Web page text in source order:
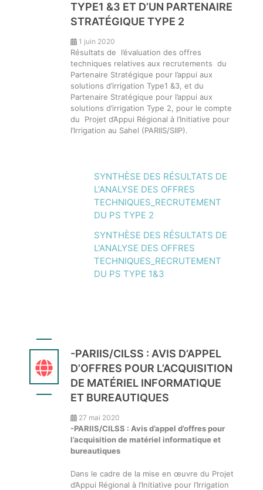
TYPE1 &3 ET D’UN PARTENAIRE
STRATÉGIQUE TYPE 2
1 juin 2020
Résultats de l’évaluation des offres
techniques relatives aux recrutements du
Partenaire Stratégique pour l’appui aux
solutions d’irrigation Type1 &3, et du
Partenaire Stratégique pour l’appui aux
solutions d’irrigation Type 2, pour le compte
du Projet d’Appui Régional à l’Initiative pour
l’Irrigation au Sahel (PARIIS/SIIP).
SYNTHÈSE DES RÉSULTATS DE
L'ANALYSE DES OFFRES
TECHNIQUES_RECRUTEMENT
DU PS TYPE 2
SYNTHÈSE DES RÉSULTATS DE
L'ANALYSE DES OFFRES
TECHNIQUES_RECRUTEMENT
DU PS TYPE 1&3
-PARIIS/CILSS : AVIS D’APPEL
D’OFFRES POUR L’ACQUISITION
DE MATÉRIEL INFORMATIQUE
ET BUREAUTIQUES
27 mai 2020
-PARIIS/CILSS : Avis d’appel d’offres pour
l’acquisition de matériel informatique et
bureautiques
Dans le cadre de la mise en œuvre du Projet
d’Appui Régional à l’Initiative pour l’Irrigation